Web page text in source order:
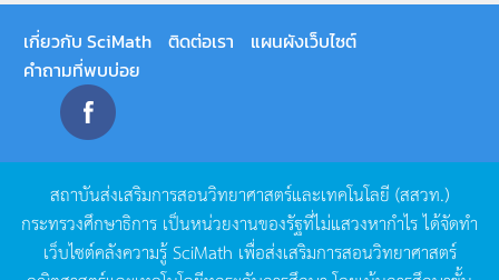
เกี่ยวกับ SciMath ติดต่อเรา
แผนผังเว็บไซต์
คำถามที่พบบ่อย
สถาบันส่งเสริมการสอนวิทยาศาสตร์และเทคโนโลยี (สสวท.)
กระทรวงศึกษาธิการ เป็นหน่วยงานของรัฐที่ไม่แสวงหากำไรได้จัดทำ
เว็บไซต์คลังความรู้SciMath เพื่อส่งเสริมการสอนวิทยาศาสตร์